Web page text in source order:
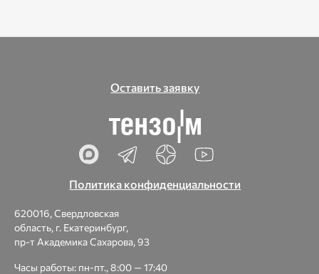
Оставить заявку
Политика конфиденциальности
620016, Свердловская
область, г. Екатеринбург,
пр-т Академика Сахарова, 93
Часы работы: пн-пт., 8:00 — 17:40